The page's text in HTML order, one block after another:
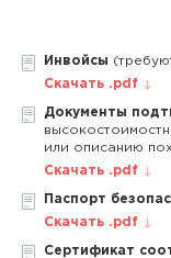
Инвойсы
Скачать .pdf
Документы
или описанию
Скачать .pdf
Паспорт
Скачать .pdf
Сертификат